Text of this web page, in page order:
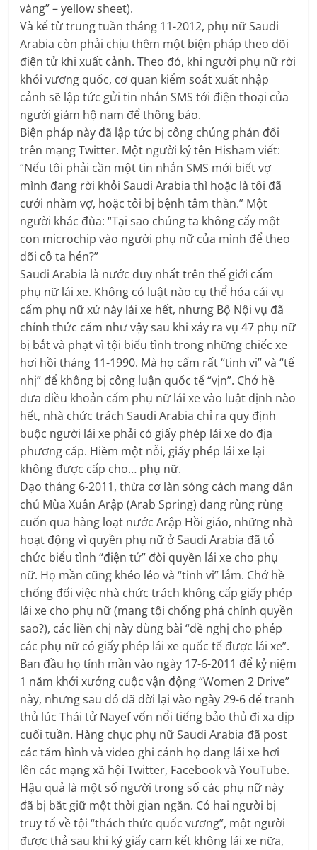
vàng” – yellow sheet).
Và kể từ trung tuần tháng 11-2012, phụ nữ Saudi
Arabia còn phải chịu thêm một biện pháp theo dõi
điện tử khi xuất cảnh. Theo đó, khi người phụ nữ rời
khỏi vương quốc, cơ quan kiểm soát xuất nhập
cảnh sẽ lập tức gửi tin nhắn SMS tới điện thoại của
người giám hộ nam để thông báo.
Biện pháp này đã lập tức bị công chúng phản đối
trên mạng Twitter. Một người ký tên Hisham viết:
“Nếu tôi phải cần một tin nhắn SMS mới biết vợ
mình đang rời khỏi Saudi Arabia thì hoặc là tôi đã
cưới nhầm vợ, hoặc tôi bị bệnh tâm thần.” Một
người khác đùa: “Tại sao chúng ta không cấy một
con microchip vào người phụ nữ của mình để theo
dõi cô ta hén?”
Saudi Arabia là nước duy nhất trên thế giới cấm
phụ nữ lái xe. Không có luật nào cụ thể hóa cái vụ
cấm phụ nữ xứ này lái xe hết, nhưng Bộ Nội vụ đã
chính thức cấm như vậy sau khi xảy ra vụ 47 phụ nữ
bị bắt và phạt vì tội biểu tình trong những chiếc xe
hơi hồi tháng 11-1990. Mà họ cấm rất “tinh vi” và “tế
nhị” để không bị công luận quốc tế “vịn”. Chớ hề
đưa điều khoản cấm phụ nữ lái xe vào luật định nào
hết, nhà chức trách Saudi Arabia chỉ ra quy định
buộc người lái xe phải có giấy phép lái xe do địa
phương cấp. Hiềm một nỗi, giấy phép lái xe lại
không được cấp cho… phụ nữ.
Dạo tháng 6-2011, thừa cơ làn sóng cách mạng dân
chủ Mùa Xuân Arập (Arab Spring) đang rùng rùng
cuốn qua hàng loạt nước Arập Hồi giáo, những nhà
hoạt động vì quyền phụ nữ ở Saudi Arabia đã tổ
chức biểu tình “điện tử” đòi quyền lái xe cho phụ
nữ. Họ mần cũng khéo léo và “tinh vi” lắm. Chớ hề
chống đối việc nhà chức trách không cấp giấy phép
lái xe cho phụ nữ (mang tội chống phá chính quyền
sao?), các liền chị này dùng bài “đề nghị cho phép
các phụ nữ có giấy phép lái xe quốc tế được lái xe”.
Ban đầu họ tính mần vào ngày 17-6-2011 để kỷ niệm
1 năm khởi xướng cuộc vận động “Women 2 Drive”
này, nhưng sau đó đã dời lại vào ngày 29-6 để tranh
thủ lúc Thái tử Nayef vốn nổi tiếng bảo thủ đi xa dịp
cuối tuần. Hàng chục phụ nữ Saudi Arabia đã post
các tấm hình và video ghi cảnh họ đang lái xe hơi
lên các mạng xã hội Twitter, Facebook và YouTube.
Hậu quả là một số người trong số các phụ nữ này
đã bị bắt giữ một thời gian ngắn. Có hai người bị
truy tố về tội “thách thức quốc vương”, một người
được thả sau khi ký giấy cam kết không lái xe nữa,